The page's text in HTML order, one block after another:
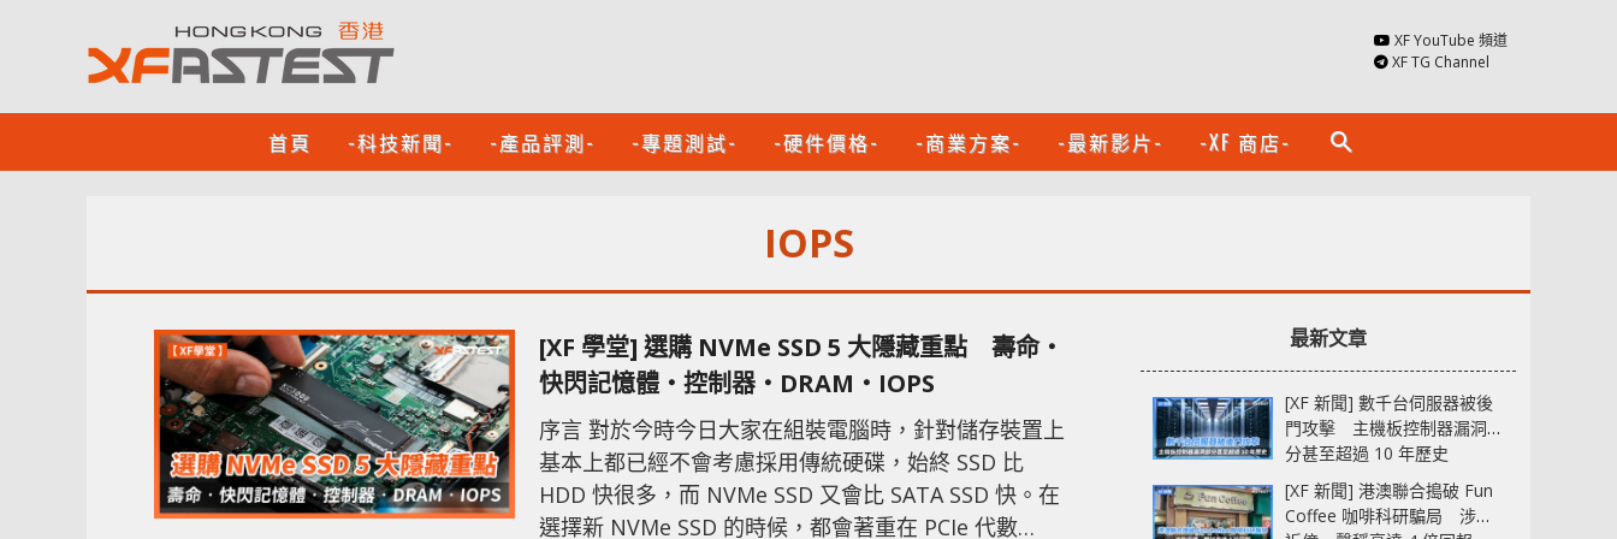
XF YouTube 頻道
XF TG Channel
首頁 -科技新聞- -產品評測- -專題測試- -硬件價格- -商業方案- -最新影片- -XF 商店- search
IOPS
[XF 學堂] 選購 NVMe SSD 5 大隱藏重點 壽命‧
快閃記憶體‧控制器‧DRAM‧IOPS
序言 對於今時今日大家在組裝電腦時，針對儲存裝置上
基本上都已經不會考慮採用傳統硬碟，始終 SSD 比
HDD 快很多，而 NVMe SSD 又會比 SATA SSD 快。在
選擇新 NVMe SSD 的時候，都會著重在 PCIe 代數
最新文章
[XF 新聞] 數千台伺服器被後
門攻擊 主機板控制器漏洞部
分甚至超過 10 年歷史
[XF 新聞] 港澳聯合搗破 Fun
Coffee 咖啡科研騙局 涉款